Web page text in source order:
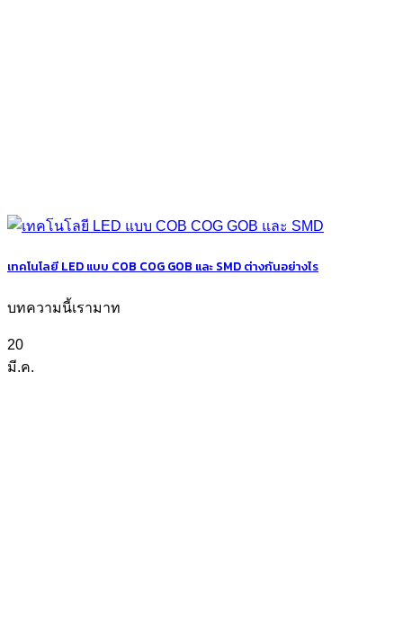
เทคโนโลยี LED แบบ COB COG GOB และ SMD ต่างกันอย่างไร
บทความนี้เรามาท
20
มี.ค.